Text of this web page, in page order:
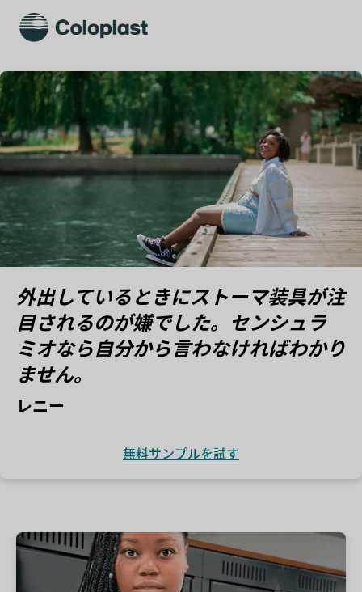
外出しているときにストーマ装具が注
目されるのが嫌でした。センシュラ
ミオなら自分から言わなければわかり
ません。
レニー
無料サンプルを試す